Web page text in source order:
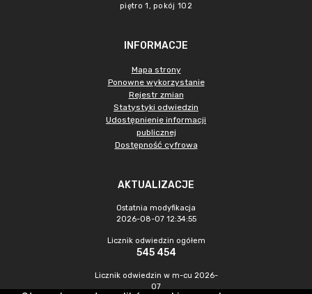
piętro 1, pokój 102
INFORMACJE
Mapa strony
Ponowne wykorzystanie
Rejestr zmian
Statystyki odwiedzin
Udostępnienie informacji
publicznej
Dostępność cyfrowa
AKTUALIZACJE
Ostatnia modyfikacja
2026-08-07 12:34:55
Licznik odwiedzin ogółem
545 454
Licznik odwiedzin w m-cu 2026-
07